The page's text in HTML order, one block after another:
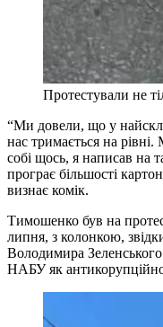
Протестували не
“Ми довели, що у
нас тримається на
собі щось, я написав на
програє більшості
визнає комік.
Тимошенко був на
липня, з колонкою,
Володимира
НАБУ як